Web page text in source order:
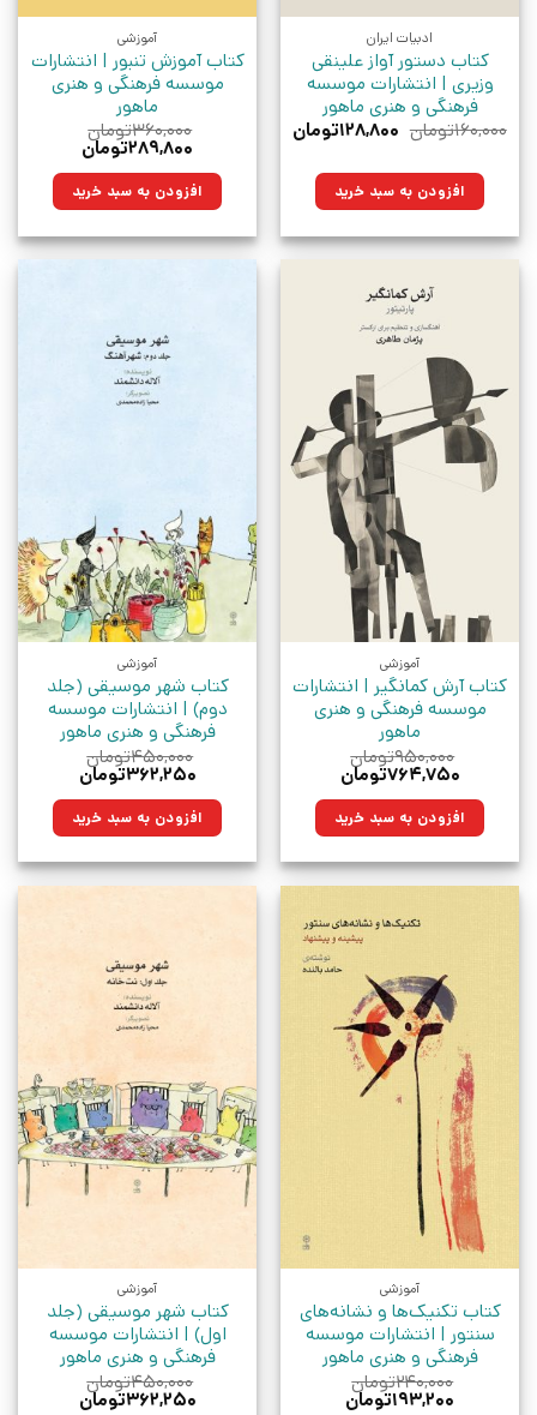
ادبیات ایران
کتاب دستور آواز علینقی
وزیری | انتشارات موسسه
فرهنگی و هنری ماهور
۱۶۰,۰۰۰تومان قیمت
بود.
۱۲۸,۸۰۰تومانقیمت
فعلی:
افزودن به سبد خرید
آموزشی
کتاب آموزش تنبور | انتشارات
موسسه فرهنگی و هنری
ماهور
۳۶۰,۰۰۰تومان
قیمت
۳۶۰,۰۰۰تومان
بود.
۲۸۹,۸۰۰تومان
۲۸۹,۸۰۰تومان.افزودن به سبد خرید
آموزشی
کتاب آرش کمانگیر | انتشارات
موسسه فرهنگی و هنری
ماهور
۹۵۰,۰۰۰تومان
قیمت
۹۵۰,۰۰۰تومان
بود.
۷۶۴,۷۵۰تومان
۷۶۴,۷۵۰تومان.افزودن به سبد خرید
آموزشی
کتاب شهر موسیقی (جلد
دوم) | انتشارات موسسه
فرهنگی و هنری ماهور
۴۵۰,۰۰۰تومان
قیمت
۴۵۰,۰۰۰تومان
بود.
۳۶۲,۲۵۰تومان
۳۶۲,۲۵۰تومان.افزودن به سبد خرید
آموزشی
کتاب تکنیک‌ها و نشانه‌های
سنتور | انتشارات موسسه
فرهنگی و هنری ماهور
۲۴۰,۰۰۰تومان
قیمت
۱۹۳,۲۰۰تومان
آموزشی
کتاب شهر موسیقی (جلد
اول) | انتشارات موسسه
فرهنگی و هنری ماهور
۴۵۰,۰۰۰تومان
قیمت
۳۶۲,۲۵۰تومان